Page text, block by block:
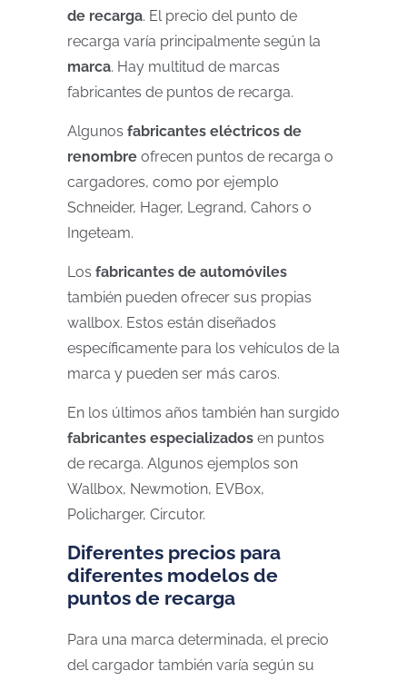
de recarga. El precio del punto de
recarga varía principalmente según la
marca. Hay multitud de marcas
fabricantes de puntos de recarga.
Algunos fabricantes eléctricos de
renombre ofrecen puntos de recarga o
cargadores, como por ejemplo
Schneider, Hager, Legrand, Cahors o
Ingeteam.
Los fabricantes de automóviles
también pueden ofrecer sus propias
wallbox. Estos están diseñados
específicamente para los vehículos de la
marca y pueden ser más caros.
En los últimos años también han surgido
fabricantes especializados en puntos
de recarga. Algunos ejemplos son
Wallbox, Newmotion, EVBox,
Policharger, Circutor.
Diferentes precios para
diferentes modelos de
puntos de recarga
Para una marca determinada, el precio
del cargador también varía según su